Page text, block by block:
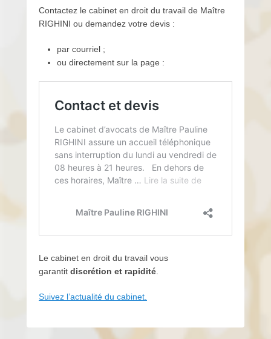
Contactez le cabinet en droit du travail de Maître
RIGHINI ou demandez votre devis :
par courriel ;
ou directement sur la page :
Le cabinet en droit du travail vous
garantit discrétion et rapidité
Suivez l’actualité du cabinet.